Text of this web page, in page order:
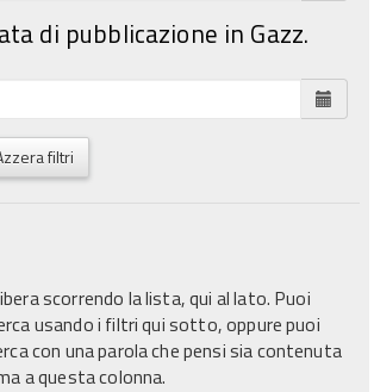
di pubblicazione in Gazz.
filtri
scorrendo la lista, qui al lato. Puoi
usando i filtri qui sotto, oppure puoi
con una parola che pensi sia contenuta
a questa colonna.